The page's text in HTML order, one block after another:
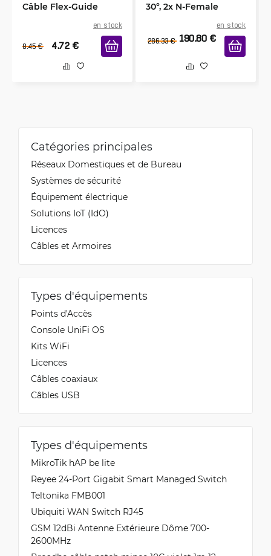
Câble Flex-Guide
en stock
8.45 € 4.72 €
30°, 2x N-Female
en stock
286.33 € 190.80 €
Catégories principales
Réseaux Domestiques et de Bureau
Systèmes de sécurité
Équipement électrique
Solutions IoT (IdO)
Licences
Câbles et Armoires
Types d'équipements
Points d'Accès
Console UniFi OS
Kits WiFi
Licences
Câbles coaxiaux
Câbles USB
Types d'équipements
MikroTik hAP be lite
Reyee 24-Port Gigabit Smart Managed Switch
Teltonika FMB001
Ubiquiti WAN Switch RJ45
GSM 12dBi Antenne Extérieure Dôme 700-
2600MHz